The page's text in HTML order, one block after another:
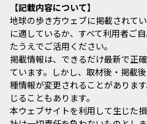
記載内容について
地球の歩き方ウェブに掲載されて
に適しているか、すべて利用者ご
たうえでご活用ください。
掲載情報は、できるだけ最新で正
ています。しかし、取材後・掲載
種情報が変更されることがありま
じることもあります。
本ウェブサイトを利用して生じた